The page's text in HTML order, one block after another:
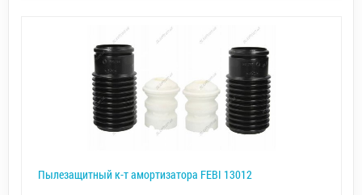
Пылезащитный к-т амортизатора FEBI 13012